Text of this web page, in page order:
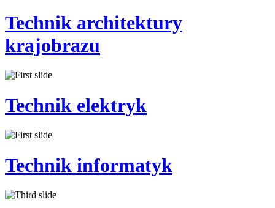
Technik architektury
krajobrazu
Technik elektryk
Technik informatyk